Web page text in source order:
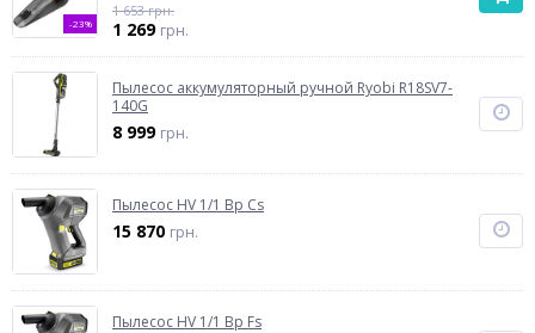
-23%
1 653 грн.
1 269 грн.
Пылесос аккумуляторный ручной Ryobi R18SV7-
140G
8 999 грн.
Пылесос HV 1/1 Bp Cs
15 870 грн.
Пылесос HV 1/1 Bp Fs